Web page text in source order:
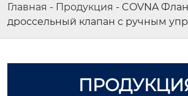
Главная - Продукция - COVNA
дроссельный клапан с ручным